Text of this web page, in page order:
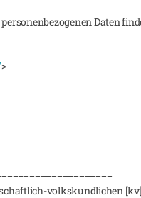
Daten
>
volkskundlichen